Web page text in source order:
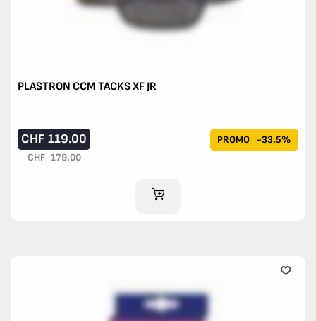
PLASTRON CCM TACKS XF JR
PROMO -33.5%
CHF 119.00
CHF 179.00
AJOUTER AU PANIER